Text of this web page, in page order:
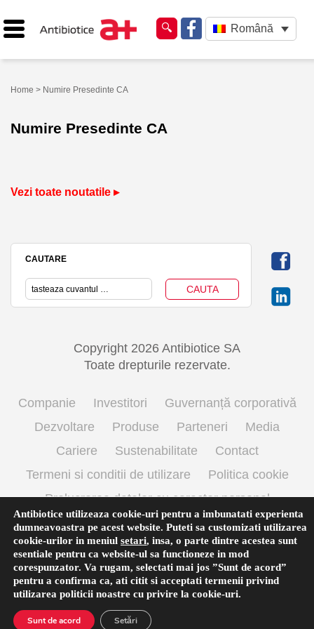
Română
Home > Numire Presedinte CA
Numire Presedinte CA
Vezi toate noutatile ▸
CAUTARE
Copyright 2026 Antibiotice SA
Toate drepturile rezervate.
Companie Investitori
Guvernanță corporativă
Dezvoltare
Produse Parteneri
Media
Cariere
Sustenabilitate
Contact
Termeni si conditii de utilizare
Politica cookie
Prelucrarea datelor cu caracter personal
Antibiotice utilizeaza cookie-uri pentru a imbunatati experienta
dumneavoastra pe acest website. Puteti sa customizati utilizarea
cookie-urilor in meniul setari, insa, o parte dintre acestea sunt
esentiale pentru ca website-ul sa functioneze in mod
corespunzator. Va rugam, selectati mai jos ”Sunt de acord”
pentru a confirma ca, ati citit si acceptati termenii privind
utilizarea politicii noastre cu privire la cookie-uri.
Sunt de acord Setări
English(Engleză) Română